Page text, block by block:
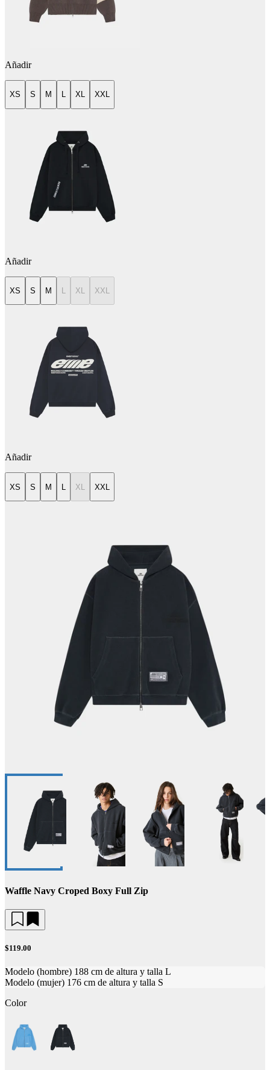
Añadir
XS S M L XL XXL
Añadir
XS S M XL XXL
Añadir
XS S M L XL XXL
Waffle Navy Croped Boxy Full Zip
$119.00
Modelo (hombre) 188 cm de altura y talla L
Modelo (mujer) 176 cm de altura y talla S
Color